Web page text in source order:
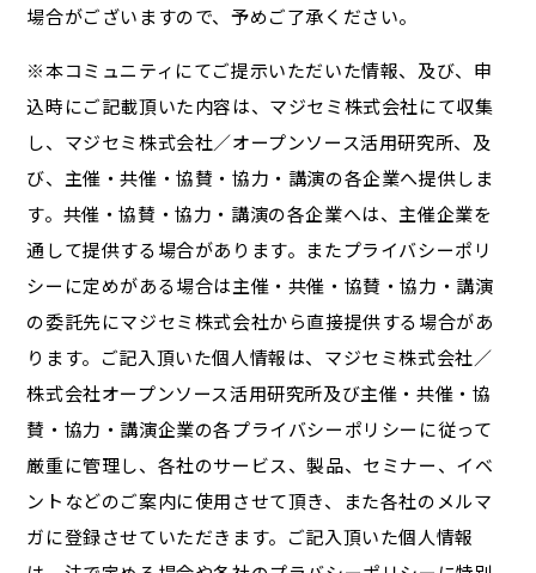
場合がございますので、予めご了承ください。
※本コミュニティにてご提示いただいた情報、及び、申
込時にご記載頂いた内容は、マジセミ株式会社にて収集
し、マジセミ株式会社／オープンソース活用研究所、及
び、主催・共催・協賛・協力・講演の各企業へ提供しま
す。共催・協賛・協力・講演の各企業へは、主催企業を
通して提供する場合があります。またプライバシーポリ
シーに定めがある場合は主催・共催・協賛・協力・講演
の委託先にマジセミ株式会社から直接提供する場合があ
ります。ご記入頂いた個人情報は、マジセミ株式会社／
株式会社オープンソース活用研究所及び主催・共催・協
賛・協力・講演企業の各プライバシーポリシーに従って
厳重に管理し、各社のサービス、製品、セミナー、イベ
ントなどのご案内に使用させて頂き、また各社のメルマ
ガに登録させていただきます。ご記入頂いた個人情報